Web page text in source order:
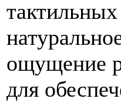
ощущение
для